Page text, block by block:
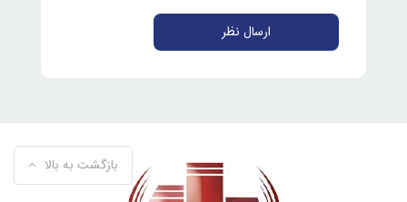
ارسال نظر
بازگشت به بالا